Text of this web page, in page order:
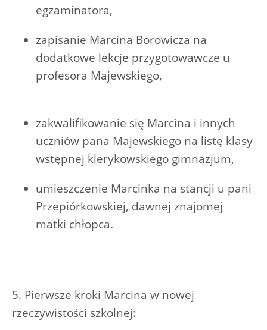
egzaminatora,
zapisanie Marcina Borowicza na
dodatkowe lekcje przygotowawcze u
profesora Majewskiego,
zakwalifikowanie się Marcina i innych
uczniów pana Majewskiego na listę klasy
wstępnej klerykowskiego gimnazjum,
umieszczenie Marcinka na stancji u pani
Przepiórkowskiej, dawnej znajomej
matki chłopca.
5. Pierwsze kroki Marcina w nowej
rzeczywistości szkolnej: